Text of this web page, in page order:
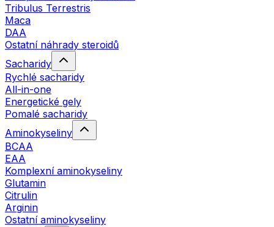
Tribulus Terrestris
Maca
DAA
Ostatní náhrady steroidů
Sacharidy
Rychlé sacharidy
All-in-one
Energetické gely
Pomalé sacharidy
Aminokyseliny
BCAA
EAA
Komplexní aminokyseliny
Glutamin
Citrulin
Arginin
Ostatní aminokyseliny